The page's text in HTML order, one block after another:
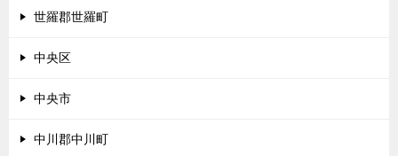
世羅郡世羅町
中央区
中央市
中川郡中川町